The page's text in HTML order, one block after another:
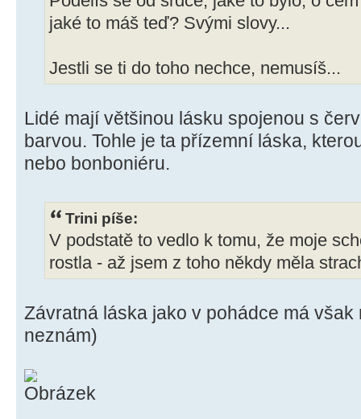
jaké to máš teď? Svými slovy...
Jestli se ti do toho nechce, nemusíš...
Lidé mají většinou lásku spojenou s
barvou. Tohle je ta přízemní láska,
nebo bonboniéru.
Trini píše:
V podstatě to vedlo k tomu, že moje
rostla - až jsem z toho někdy měla
Závratná láska jako v pohádce má
neznám)